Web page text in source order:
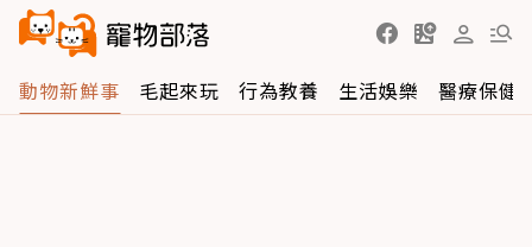
動物新鮮事 毛起來玩 行為教養 生活娛樂 醫療保健